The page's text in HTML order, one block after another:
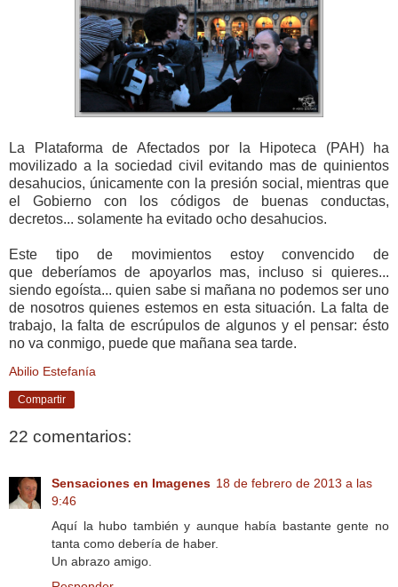
La Plataforma de Afectados por la Hipoteca (PAH) ha
movilizado a la sociedad civil evitando mas de quinientos
desahucios, únicamente con la presión social, mientras que
el Gobierno con los códigos de buenas conductas,
decretos... solamente ha evitado ocho desahucios.
Este tipo de movimientos estoy convencido de
que deberíamos de apoyarlos mas, incluso si quieres...
siendo egoísta... quien sabe si mañana no podemos ser uno
de nosotros quienes estemos en esta situación. La falta de
trabajo, la falta de escrúpulos de algunos y el pensar: ésto
no va conmigo, puede que mañana sea tarde.
Abilio Estefanía
Compartir
22 comentarios:
Sensaciones en Imagenes 18 de febrero de 2013 a las
9:46
Aquí la hubo también y aunque había bastante gente no
tanta como debería de haber.
Un abrazo amigo.